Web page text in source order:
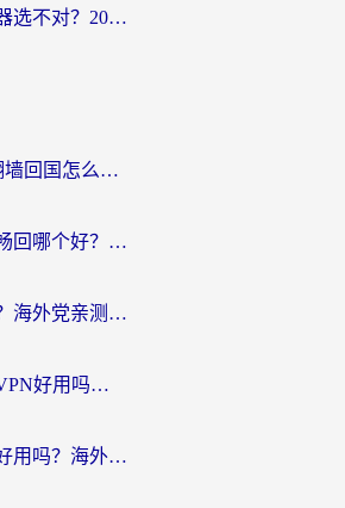
国外地铁跑酷加速器选不对？2026海外玩家必看的国服游戏加速全攻略
海外党必看：iOS翻墙回国怎么选？一篇搞定无缝访问国内资源
海外党纠结云极和畅回哪个好？一篇讲透回国加速器怎么选（附避坑指南）
穿梭和秒连哪个好？海外党亲测3款回国加速器，教你在国外正常浏览国内网站
海外党必看：云极VPN好用吗？和GoLinkVPN对比哪个回国效果更好？附真实体验指南
雷神手游和柠檬鲸好用吗？海外党亲测3款回国加速器，教你避开破解VPN坑